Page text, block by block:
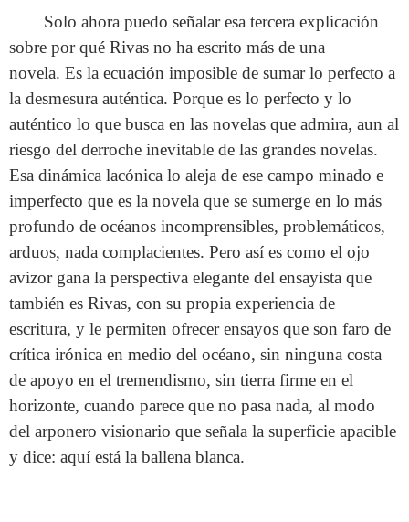
Solo ahora puedo señalar esa tercera explicación
sobre por qué Rivas no ha escrito más de una
novela. Es la ecuación imposible de sumar lo perfecto a
la desmesura auténtica. Porque es lo perfecto y lo
auténtico lo que busca en las novelas que admira, aun al
riesgo del derroche inevitable de las grandes novelas.
Esa dinámica lacónica lo aleja de ese campo minado e
imperfecto que es la novela que se sumerge en lo más
profundo de océanos incomprensibles, problemáticos,
arduos, nada complacientes. Pero así es como el ojo
avizor gana la perspectiva elegante del ensayista que
también es Rivas, con su propia experiencia de
escritura, y le permiten ofrecer ensayos que son faro de
crítica irónica en medio del océano, sin ninguna costa
de apoyo en el tremendismo, sin tierra firme en el
horizonte, cuando parece que no pasa nada, al modo
del arponero visionario que señala la superficie apacible
y dice: aquí está la ballena blanca.